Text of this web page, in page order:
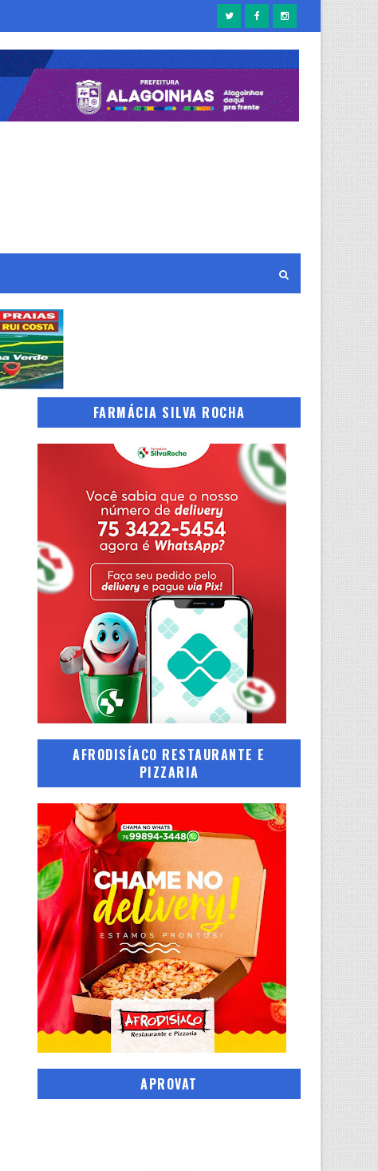
FARMÁCIA SILVA ROCHA
AFRODISÍACO RESTAURANTE E
PIZZARIA
APROVAT